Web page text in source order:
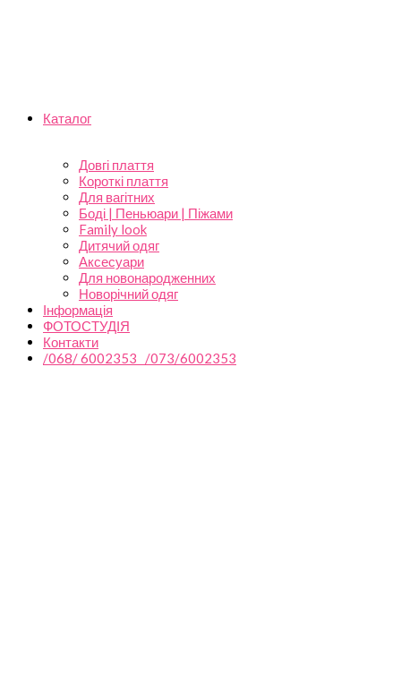
Каталог
Довгі плаття
Короткі плаття
Для вагітних
Боді | Пеньюари | Піжами
Family look
Дитячий одяг
Аксесуари
Для новонародженних
Новорічний одяг
Інформація
ФОТОСТУДІЯ
Контакти
/068/ 6002353 /073/6002353